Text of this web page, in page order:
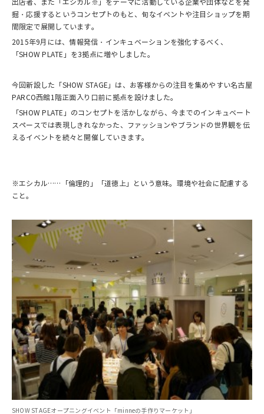
出店者、また「エシカル※」をテーマに活動している企業や団体などを発
掘・応援するというコンセプトのもと、旬なイベントや注目ショップを期
間限定で展開しています。
2015年9月には、情報発信・インキュベーションを強化するべく、
「SHOW PLATE」を3拠点に増やしました。
今回新設した「SHOW STAGE」は、お客様からの注目を集めやすい名古屋
PARCO西館1階正面入り口前に拠点を設けました。
「SHOW PLATE」のコンセプトを活かしながら、今までのインキュベート
スペースでは表現しきれなかった、ファッションやブランドの世界観を伝
えるイベントを続々と開催していきます。
※エシカル……「倫理的」「道徳上」という意味。環境や社会に配慮する
こと。
SHOW STAGEオープニングイベント「minneの手作りマーケット」